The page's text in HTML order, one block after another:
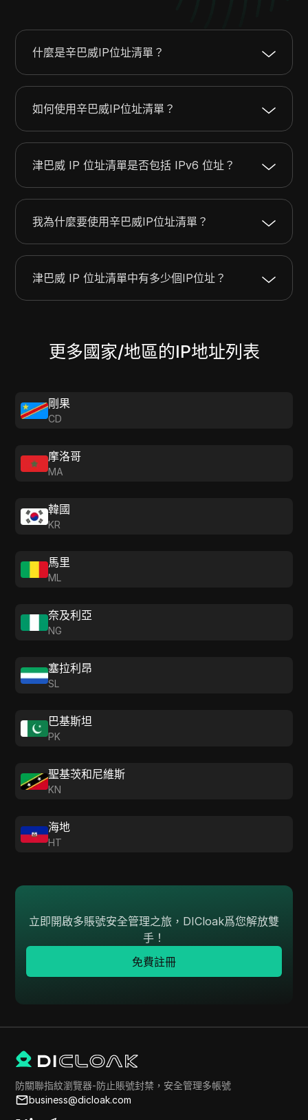
129.222.164.0
129.222.164.255
256
154.119.80.0
154.119.95.255
154.120.224.0
154.120.255.255
8192
156.236.19.0
156.236.19.255
168.253.32.0
168.253.43.255
3072
168.253.49.0
168.253.63.255
3840
169.239.24.0
169.239.27.255
1024
188.164.1.0
188.164.1.255
什麼是辛巴威IP位址清單？
如何使用辛巴威IP位址清單？
津巴威 IP 位址清單是否包括 IPv6 位址？
我為什麼要使用辛巴威IP位址清單？
津巴威 IP 位址清單中有多少個IP位址？
更多國家/地區的IP地址列表
剛果
CD
摩洛哥
MA
韓國
KR
馬里
ML
奈及利亞
NG
塞拉利昂
SL
巴基斯坦
PK
聖基茨和尼維斯
KN
海地
HT
立即開啟多賬號安全管理之旅，DICloak爲您解放雙
手！
免費註冊
防關聯指紋瀏覽器-防止賬號封禁，安全管理多帳號
business@dicloak.com